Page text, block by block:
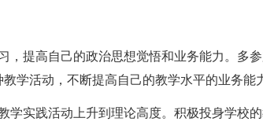
，提高自己的政治思想觉悟和业务能力。多
学活动，不断提高自己的教学水平的业务能
学实践活动上升到理论高度。积极投身学校